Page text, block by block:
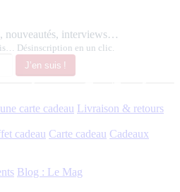
nouveautés, interviews…
Désinscription en un clic.
J’en suis !
carte cadeau Livraison & retours
cadeau Carte cadeau Cadeaux
Blog : Le Mag